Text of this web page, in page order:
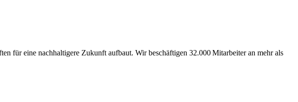
für eine nachhaltigere Zukunft aufbaut. Wir beschäftigen 32.000 Mitarbeiter an mehr als